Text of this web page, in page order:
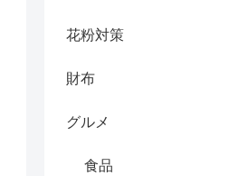
花粉対策
財布
グルメ
食品